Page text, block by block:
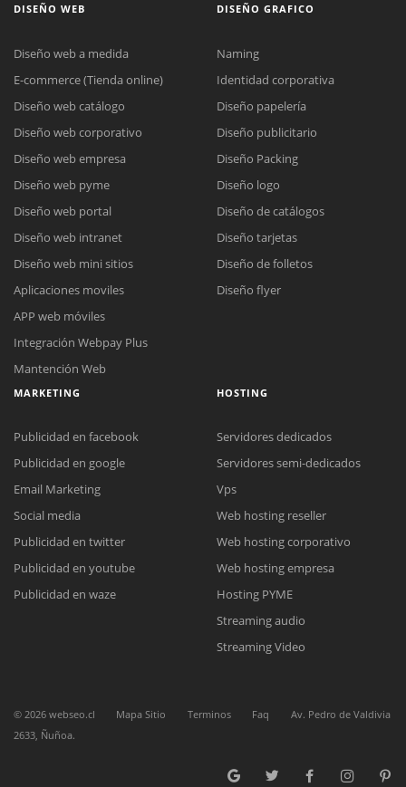
Reunión online
Nuestros ejecutivos le enviarán un correo electrónico con el enlace a
Meet para la reunión online.
Cotización
Chat Online
Todos nuestros ejecutivos están fuera de línea. Complete el formulario
DISEÑO WEB
Diseño web a medida
E-commerce (Tienda online)
Diseño web catálogo
Diseño web corporativo
Diseño web empresa
Diseño web pyme
Diseño web portal
Diseño web intranet
Diseño web mini sitios
Aplicaciones moviles
APP web móviles
Integración Webpay Plus
Mantención Web
DISEÑO GRAFICO
Naming
Identidad corporativa
Diseño papelería
Diseño publicitario
Diseño Packing
Diseño logo
Diseño de catálogos
Diseño tarjetas
Diseño de folletos
Diseño flyer
MARKETING
Publicidad en facebook
Publicidad en google
Email Marketing
Social media
Publicidad en twitter
Publicidad en youtube
Publicidad en waze
HOSTING
Servidores dedicados
Servidores semi-dedicados
Vps
Web hosting reseller
Web hosting corporativo
Web hosting empresa
Hosting PYME
Streaming audio
Streaming Video
© 2026 webseo.cl Mapa Sitio Terminos Faq
Av. Pedro de Valdivia
2633, Ñuñoa.